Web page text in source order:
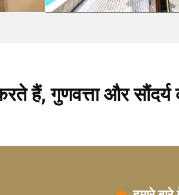
हैं, गुणवत्ता और